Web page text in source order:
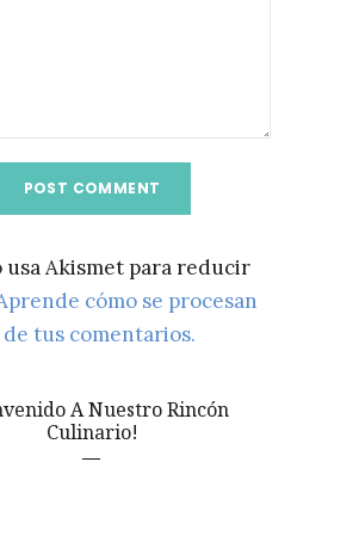
usa Akismet para reducir
cómo se procesan
de tus comentarios.
A Nuestro Rincón
Culinario!